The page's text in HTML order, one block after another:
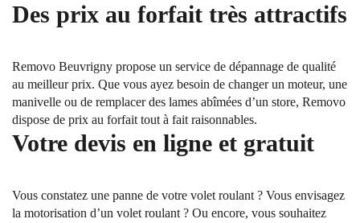
Des prix au forfait très attractifs
Removo Beuvrigny propose un service de dépannage de qualité
au meilleur prix. Que vous ayez besoin de changer un moteur, une
manivelle ou de remplacer des lames abîmées d’un store, Removo
dispose de prix au forfait tout à fait raisonnables.
Votre devis en ligne et gratuit
Vous constatez une panne de votre volet roulant ? Vous envisagez
la motorisation d’un volet roulant ? Ou encore, vous souhaitez